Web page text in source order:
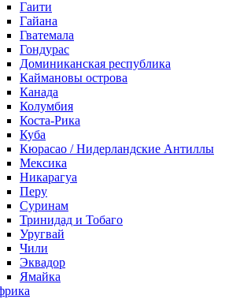
Гаити
Гайана
Гватемала
Гондурас
Доминиканская республика
Каймановы острова
Канада
Колумбия
Коста-Рика
Куба
Кюрасао / Нидерландские Антиллы
Мексика
Никарагуа
Перу
Суринам
Тринидад и Тобаго
Уругвай
Чили
Эквадор
Ямайка